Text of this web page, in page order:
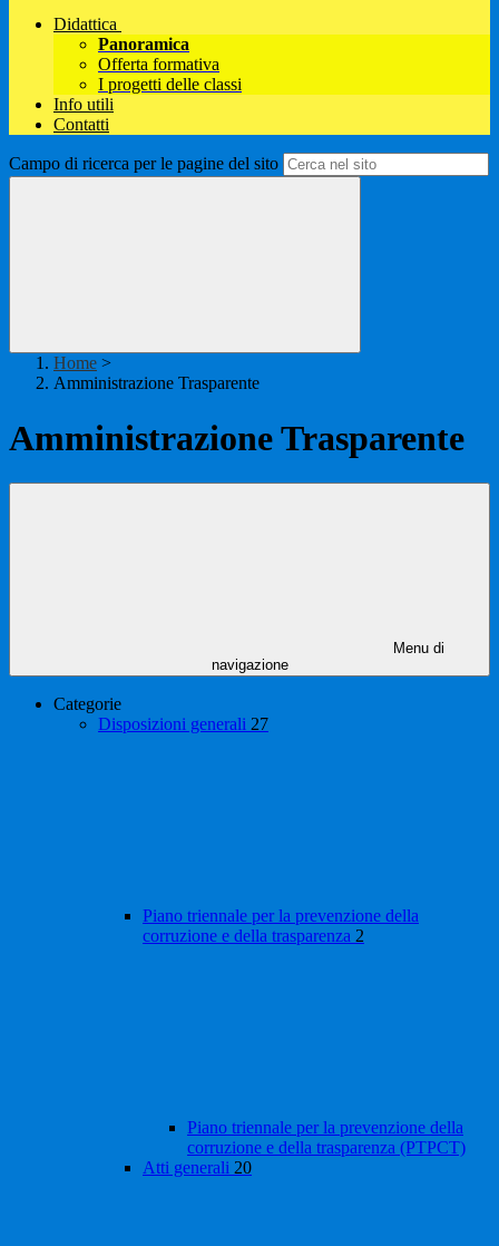
Didattica
Panoramica
Offerta formativa
I progetti delle classi
Info utili
Contatti
Campo di ricerca per le pagine del sito
Home >
Amministrazione Trasparente
Amministrazione Trasparente
Menu di
navigazione
Categorie
Disposizioni generali 27
Piano triennale per la prevenzione della
corruzione e della trasparenza 2
Piano triennale per la prevenzione della
corruzione e della trasparenza (PTPCT)
Atti generali 20